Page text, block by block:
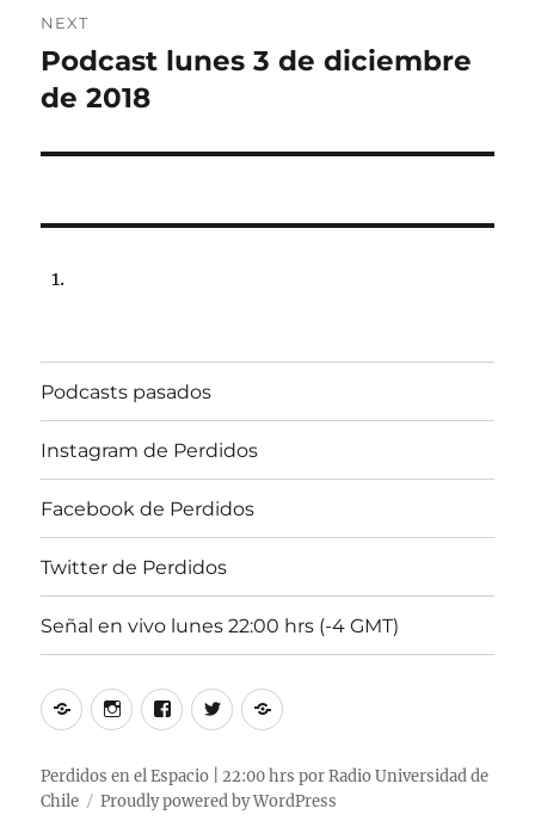
NEXT
Next
post:
Podcast lunes 3 de diciembre
de 2018
Podcasts pasados
Instagram de Perdidos
Facebook de Perdidos
Twitter de Perdidos
Señal en vivo lunes 22:00 hrs (-4 GMT)
PodcastsInstagram
Perdidos
Facebook
Perdidos
Twitter
Perdidos
Señal
vivo
lunes
Perdidos en el Espacio | 22:00 hrs por Radio Universidad de
Chile
Proudly powered by WordPress